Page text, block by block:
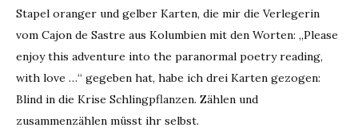
Stapel oranger und gelber Karten, die mir die Verlegerin
vom Cajon de Sastre aus Kolumbien mit den Worten: „Please
enjoy this adventure into the paranormal poetry reading,
with love …“ gegeben hat, habe ich drei Karten gezogen:
Blind in die Krise Schlingpflanzen. Zählen und
zusammenzählen müsst ihr selbst.